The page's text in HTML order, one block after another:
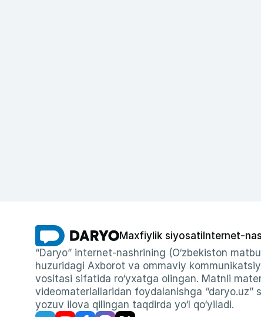
Maxfiylik siyosati Internet-
“Daryo” internet-nashrining (O‘zbekiston
huzuridagi Axborot va ommaviy
vositasi sifatida ro‘yxatga olingan. Matnli
videomateriallaridan foydalanishga
yozuv ilova qilingan taqdirda yo‘l qo‘yiladi.